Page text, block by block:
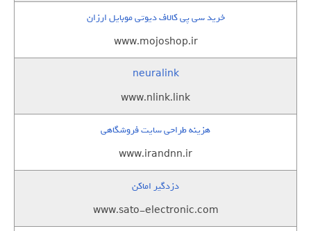
خرید سی پی کالاف دیوتی موبایل ارزان
www.mojoshop.ir
neuralink
www.nlink.link
هزینه طراحی سایت فروشگاهی
www.irandnn.ir
دزدگیر اماکن
www.sato-electronic.com